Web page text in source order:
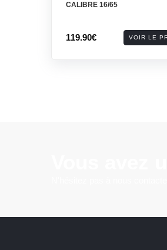
CALIBRE 16/65
119.90€ VOIR LE